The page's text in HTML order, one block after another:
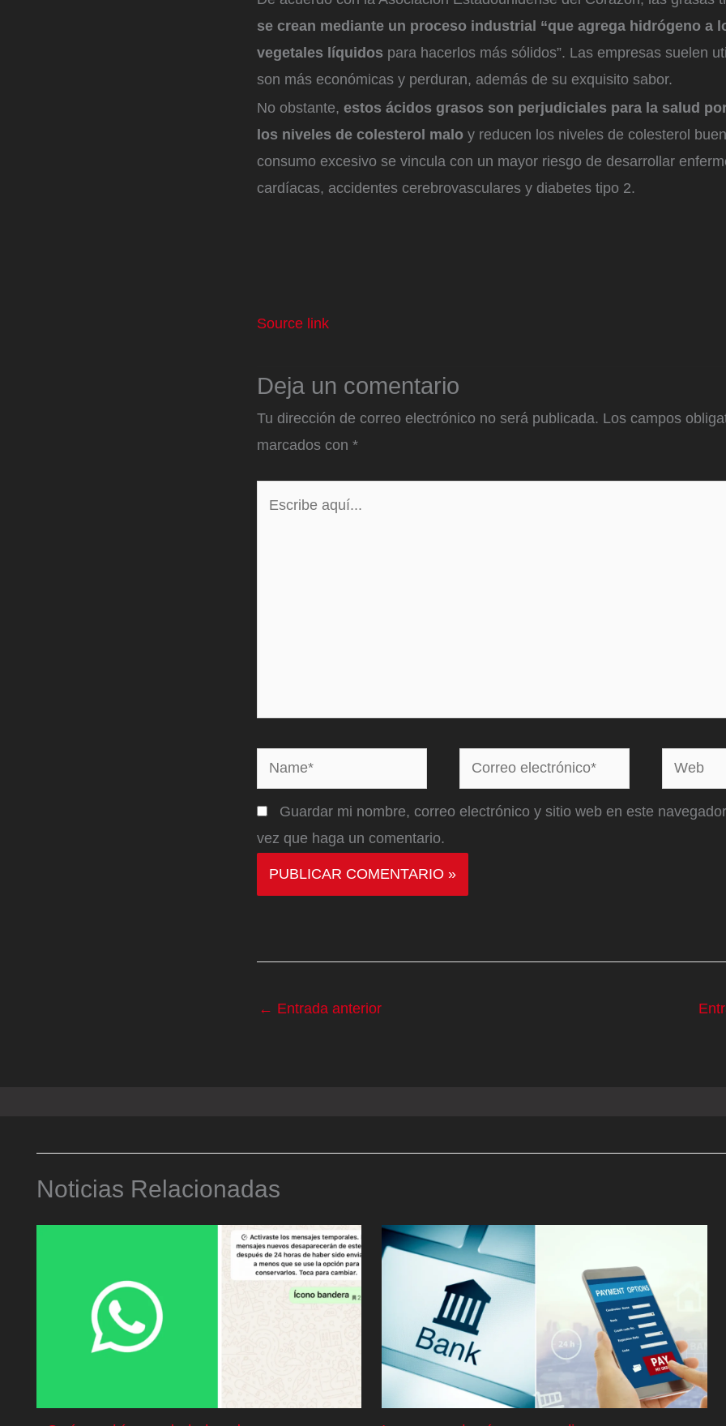
se crean mediante un proceso industrial “que agrega hidrógeno a
vegetales líquidos para hacerlos más sólidos”. Las empresas suelen
son más económicas y perduran, además de su exquisito sabor.
No obstante, estos ácidos grasos son perjudiciales para la salud
los niveles de colesterol malo y reducen los niveles de colesterol
consumo excesivo se vincula con un mayor riesgo de desarrollar
cardíacas, accidentes cerebrovasculares y diabetes tipo 2.
Source link
Deja un comentario
Tu dirección de correo electrónico no será publicada. Los campos
marcados con *
Name*
Correo
electrónico*
Web
Guardar mi nombre, correo electrónico y sitio web en este
vez que haga un comentario.
← Entrada anterior
Noticias Relacionadas